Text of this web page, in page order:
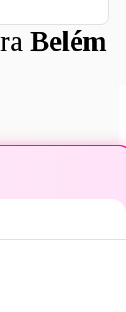
Belém